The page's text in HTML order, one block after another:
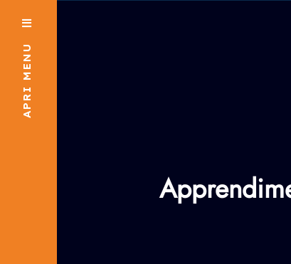
APRI MENU